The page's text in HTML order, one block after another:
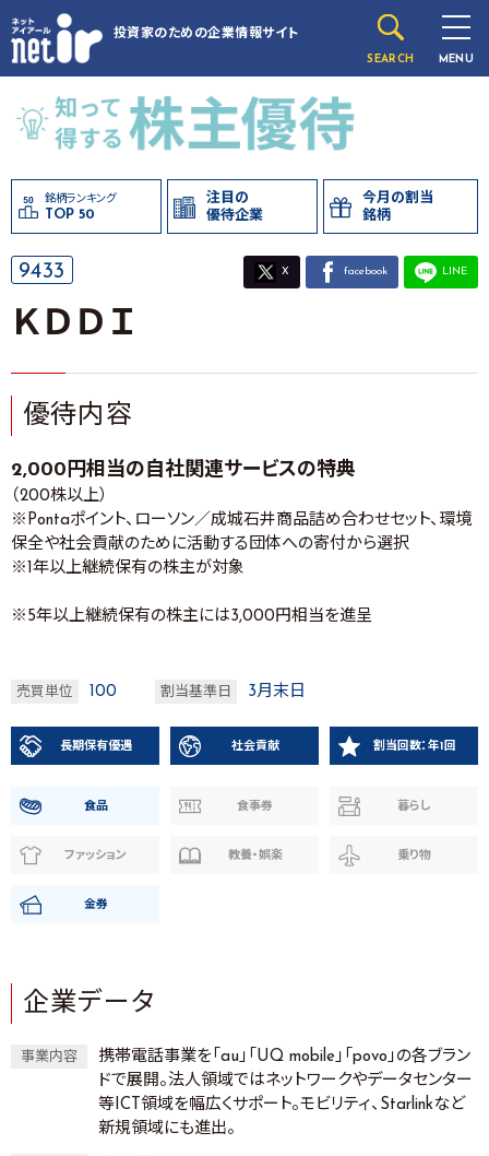
投資家のための企業情報サイト
SEARCH MENU
銘柄ランキング
TOP 50
注目の
優待企業
今月の割当
銘柄
9433 X facebook LINE
ＫＤＤＩ
優待内容
2,000円相当の自社関連サービスの特典
（200株以上）
※Pontaポイント、ローソン／成城石井商品詰め合わせセット、環境
保全や社会貢献のために活動する団体への寄付から選択
※1年以上継続保有の株主が対象
※5年以上継続保有の株主には3,000円相当を進呈
売買単位 100 割当基準日 3月末日
長期保有優遇 社会貢献 割当回数：年1回
食品 食事券 暮らし
ファッション 教養・娯楽 乗り物
金券
企業データ
事業内容
携帯電話事業を「au」「UQ mobile」「povo」の各ブラン
ドで展開。法人領域ではネットワークやデータセンター
等ICT領域を幅広くサポート。モビリティ、Starlinkなど
新規領域にも進出。